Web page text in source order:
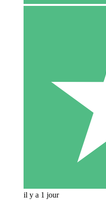
il y a 1 jour